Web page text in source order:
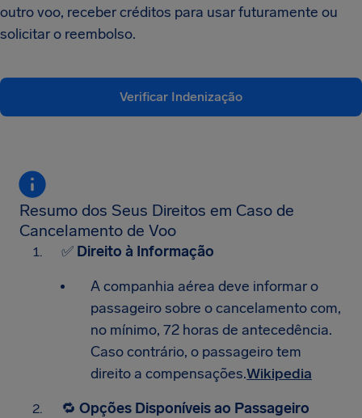
outro voo, receber créditos para usar futuramente ou
solicitar o reembolso.
Verificar Indenização
Resumo dos Seus Direitos em Caso de
Cancelamento de Voo
✅ Direito à Informação
A companhia aérea deve informar o
passageiro sobre o cancelamento com,
no mínimo, 72 horas de antecedência.
Caso contrário, o passageiro tem
direito a compensações.​Wikipedia
🔁 Opções Disponíveis ao Passageiro